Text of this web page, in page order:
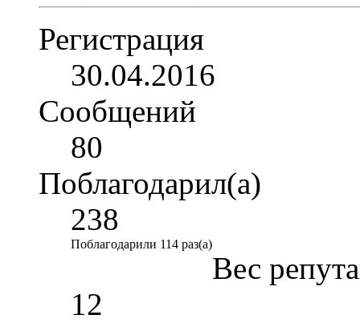
Регистрация
30.04.2016
Сообщений
80
Поблагодарил(а)
238
Поблагодарили 114 раз(а)
Вес
12